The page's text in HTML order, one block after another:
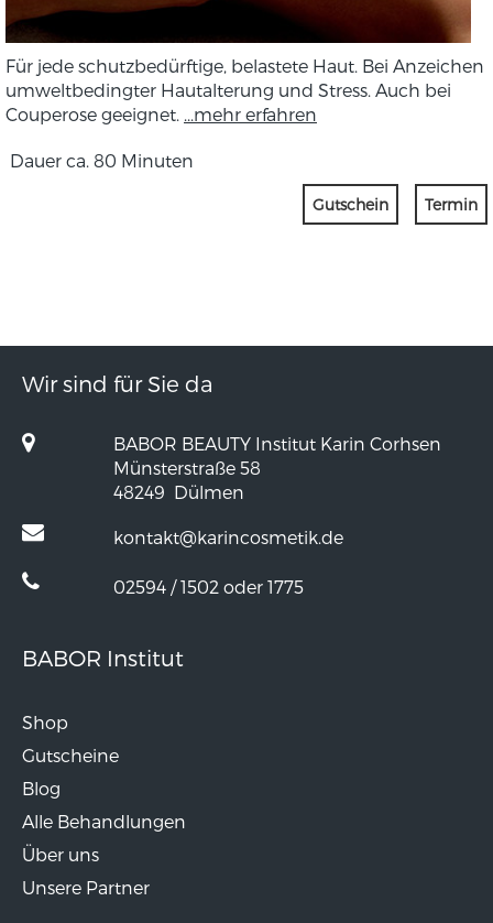
Für jede schutzbedürftige, belastete Haut. Bei Anzeichen
umweltbedingter Hautalterung und Stress. Auch bei
Couperose geeignet. ...mehr erfahren
Dauer ca. 80 Minuten
Gutschein Termin
Wir sind für Sie da
BABOR BEAUTY Institut Karin Corhsen
Münsterstraße 58
48249 Dülmen
kontakt@karincosmetik.de
02594 / 1502 oder 1775
BABOR Institut
Shop
Gutscheine
Blog
Alle Behandlungen
Über uns
Unsere Partner